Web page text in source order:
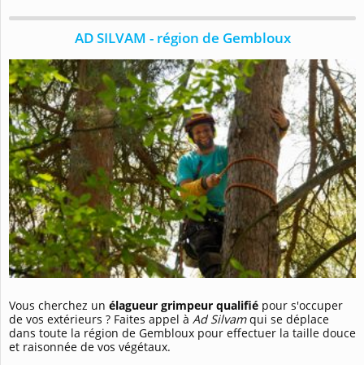
AD SILVAM - région de Gembloux
Vous cherchez un élagueur grimpeur qualifié pour s'occuper
de vos extérieurs ? Faites appel à Ad Silvamqui se déplace
dans toute la région de Gembloux pour effectuer la taille douce
et raisonnée de vos végétaux.